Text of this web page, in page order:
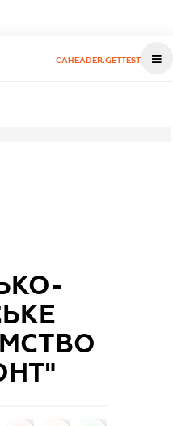
CAHEADER.GETTEST